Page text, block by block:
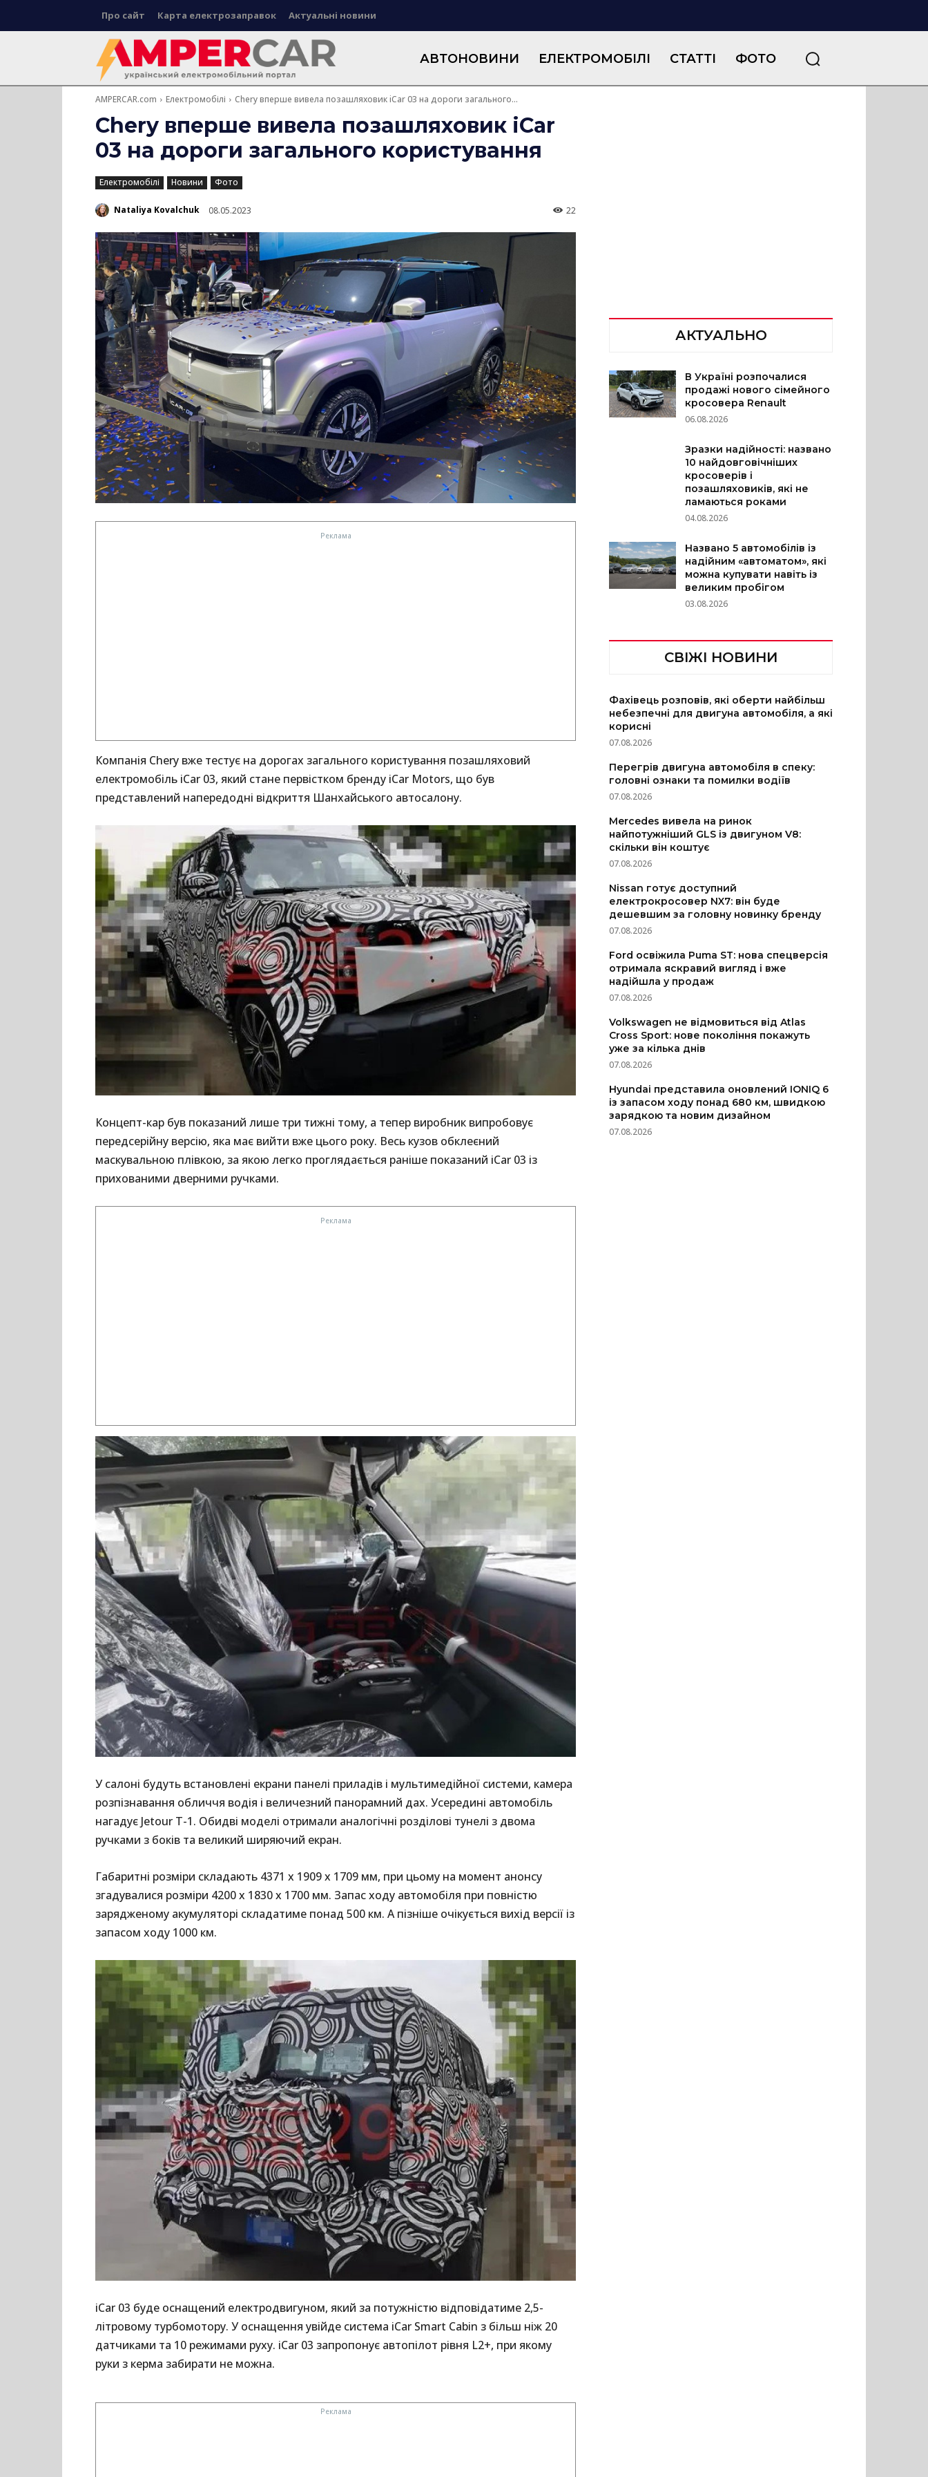
Про сайт Карта електрозаправок Актуальні новини
АВТОНОВИНИ ЕЛЕКТРОМОБІЛІ СТАТТІ ФОТО
AMPERCAR.com Електромобілі Chery вперше вивела позашляховик iCar 03 на дороги загального...
Chery вперше вивела позашляховик iCar
03 на дороги загального користування
Електромобілі Новини Фото
Nataliya Kovalchuk 08.05.2023 22
Компанія Chery вже тестує на дорогах загального користування позашляховий
електромобіль iCar 03, який стане первістком бренду iCar Motors, що був
представлений напередодні відкриття Шанхайського автосалону.
Концепт-кар був показаний лише три тижні тому, а тепер виробник випробовує
передсерійну версію, яка має вийти вже цього року. Весь кузов обклеєний
маскувальною плівкою, за якою легко проглядається раніше показаний iCar 03 із
прихованими дверними ручками.
У салоні будуть встановлені екрани панелі приладів і мультимедійної системи, камера
розпізнавання обличчя водія і величезний панорамний дах. Усередині автомобіль
нагадує Jetour T-1. Обидві моделі отримали аналогічні розділові тунелі з двома
ручками з боків та великий ширяючий екран.
Габаритні розміри складають 4371 х 1909 х 1709 мм, при цьому на момент анонсу
згадувалися розміри 4200 х 1830 х 1700 мм. Запас ходу автомобіля при повністю
зарядженому акумуляторі складатиме понад 500 км. А пізніше очікується вихід версії із
запасом ходу 1000 км.
iCar 03 буде оснащений електродвигуном, який за потужністю відповідатиме 2,5-
літровому турбомотору. У оснащення увійде система iCar Smart Cabin з більш ніж 20
датчиками та 10 режимами руху. iCar 03 запропонує автопілот рівня L2+, при якому
руки з керма забирати не можна.
АКТУАЛЬНО
В Україні розпочалися
продажі нового сімейного
кросовера Renault
06.08.2026
Зразки надійності: названо
10 найдовговічніших
кросоверів і
позашляховиків, які не
ламаються роками
04.08.2026
Названо 5 автомобілів із
надійним «автоматом», які
можна купувати навіть із
великим пробігом
03.08.2026
СВІЖІ НОВИНИ
Фахівець розповів, які оберти найбільш
небезпечні для двигуна автомобіля, а які
корисні
07.08.2026
Перегрів двигуна автомобіля в спеку:
головні ознаки та помилки водіїв
07.08.2026
Mercedes вивела на ринок
найпотужніший GLS із двигуном V8:
скільки він коштує
07.08.2026
Nissan готує доступний
електрокросовер NX7: він буде
дешевшим за головну новинку бренду
07.08.2026
Ford освіжила Puma ST: нова спецверсія
отримала яскравий вигляд і вже
надійшла у продаж
07.08.2026
Volkswagen не відмовиться від Atlas
Cross Sport: нове покоління покажуть
уже за кілька днів
07.08.2026
Hyundai представила оновлений IONIQ 6
із запасом ходу понад 680 км, швидкою
зарядкою та новим дизайном
07.08.2026